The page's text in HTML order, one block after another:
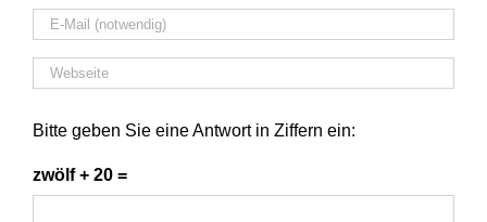
Bitte geben Sie eine Antwort in Ziffern ein:
zwölf + 20 =